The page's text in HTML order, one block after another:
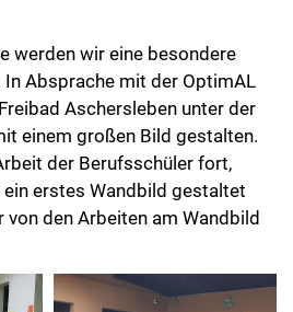
werden wir eine besondere
Absprache mit der OptimAL
Aschersleben unter der
einem großen Bild gestalten.
der Berufsschüler fort,
erstes Wandbild gestaltet
von den Arbeiten am Wandbild